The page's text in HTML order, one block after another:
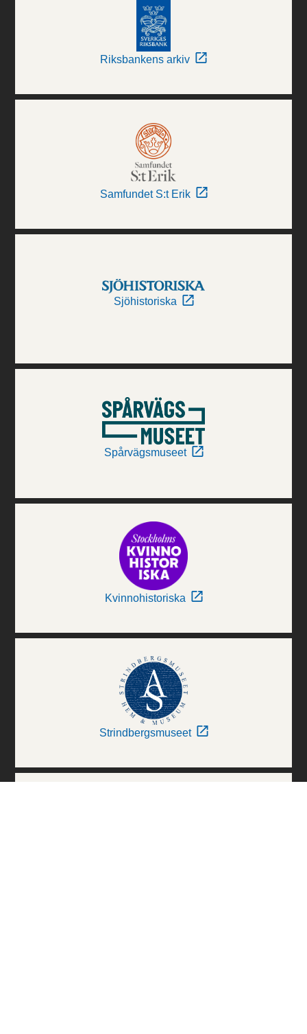
Riksbankens arkiv
Samfundet S:t Erik
Sjöhistoriska
Spårvägsmuseet
Kvinnohistoriska
Strindbergsmuseet